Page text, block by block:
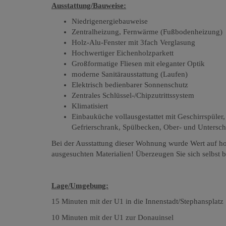
Ausstattung/Bauweise:
Niedrigenergiebauweise
Zentralheizung, Fernwärme (Fußbodenheizung)
Holz-Alu-Fenster mit 3fach Verglasung
Hochwertiger Eichenholzparkett
Großformatige Fliesen mit eleganter Optik
moderne Sanitärausstattung (Laufen)
Elektrisch bedienbarer Sonnenschutz
Zentrales Schlüssel-/Chipzutrittssystem
Klimatisiert
Einbauküche vollausgestattet mit
Gefrierschrank, Spülbecken, Ober- und
Bei der Ausstattung dieser Wohnung wurde Wert auf
ausgesuchten Materialien! Überzeugen Sie sich selbst
Lage/Umgebung:
15 Minuten mit der U1 in die Innenstadt/Stephansplatz
10 Minuten mit der U1 zur Donauinsel